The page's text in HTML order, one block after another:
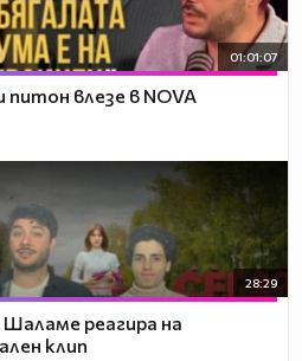
01:01:07
питон влезе в NOVA
28:29
реагира на
клип